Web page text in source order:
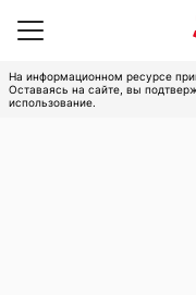
На информационном ресурсе
Оставаясь на сайте, вы
использование.